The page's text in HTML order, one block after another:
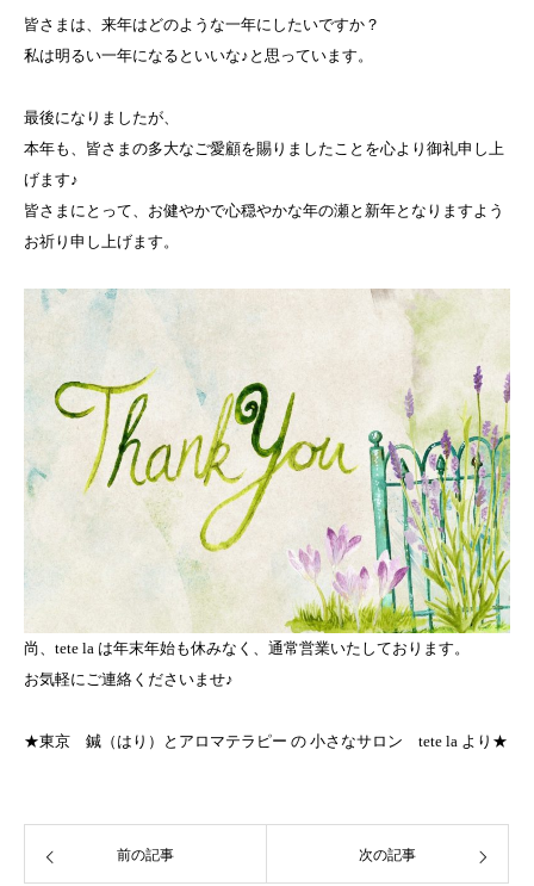
皆さまは、来年はどのような一年にしたいですか？
私は明るい一年になるといいな♪と思っています。
最後になりましたが、
本年も、皆さまの多大なご愛顧を賜りましたことを心より御礼申し上
げます♪
皆さまにとって、お健やかで心穏やかな年の瀬と新年となりますよう
お祈り申し上げます。
尚、tete la は年末年始も休みなく、通常営業いたしております。
お気軽にご連絡くださいませ♪
★東京 鍼（はり）とアロマテラピー の 小さなサロン tete la より★
前の記事 次の記事